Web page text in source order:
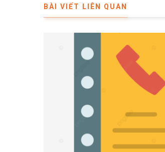
BÀI VIẾT LIÊN QUAN